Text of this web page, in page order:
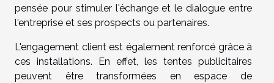
pensée pour stimuler l'échange et le dialogue entre
l'entreprise et ses prospects ou partenaires.
L'engagement client est également renforcé grâce à
ces installations. En effet, les tentes publicitaires
peuvent être transformées en espace de